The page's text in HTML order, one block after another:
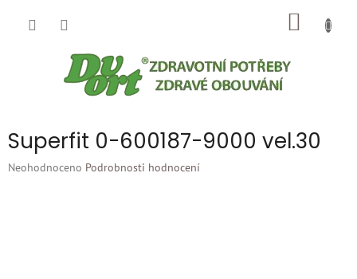
Superfit 0-600187-9000 vel.30
Průměrné
Neohodnoceno Podrobnosti hodnocení